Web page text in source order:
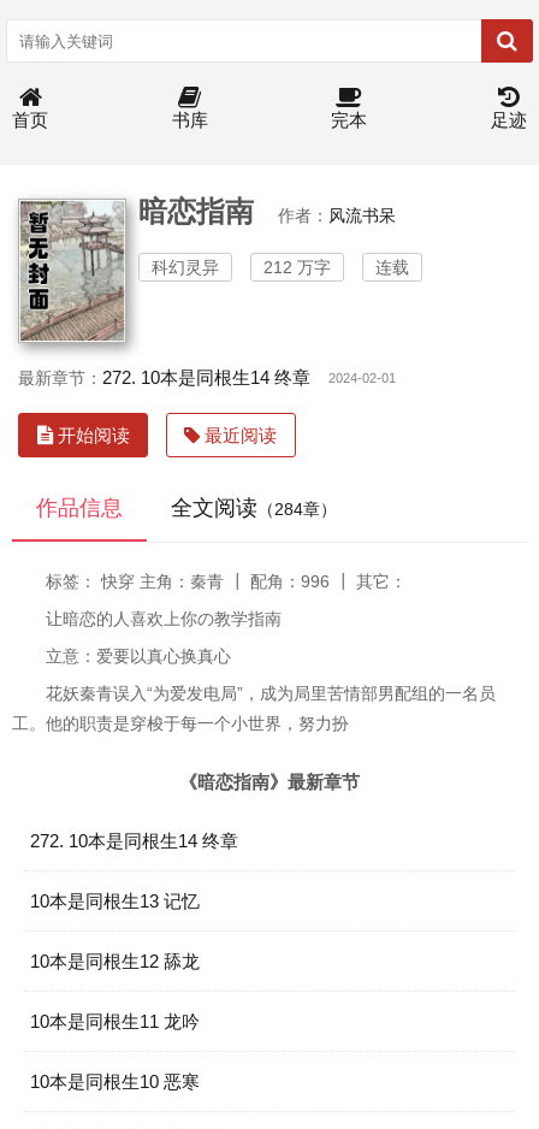
首页 书库 完本 足迹
暗恋指南 作者： 风流书呆
科幻灵异 212 万字 连载
最新章节： 272. 10本是同根生14 终章 2024-02-01
开始阅读 最近阅读
作品信息 全文阅读 （284章）
标签： 快穿 主角：秦青 ┃ 配角：996 ┃ 其它：
让暗恋的人喜欢上你の教学指南
立意：爱要以真心换真心
花妖秦青误入“为爱发电局”，成为局里苦情部男配组的一名员
工。他的职责是穿梭于每一个小世界，努力扮
《暗恋指南》最新章节
272. 10本是同根生14 终章
10本是同根生13 记忆
10本是同根生12 舔龙
10本是同根生11 龙吟
10本是同根生10 恶寒